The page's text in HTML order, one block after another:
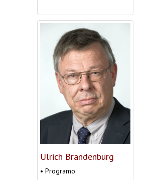
Ulrich Brandenburg
• Programo